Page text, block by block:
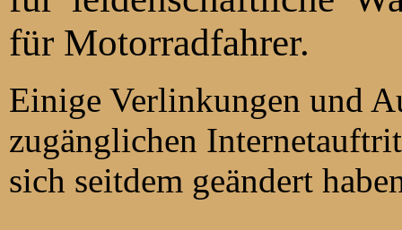
für Motorradfahrer.
Einige Verlinkungen und
zugänglichen
sich seitdem geändert